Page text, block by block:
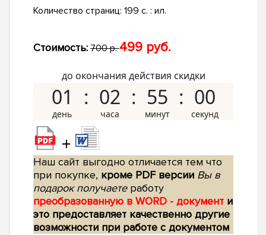
Количество страниц: 199 с. : ил.
Стоимость: 700 р.499 руб.
до окончания действия скидки
01 02 54 59
+
Наш сайт выгодно отличается тем что
при покупке, кроме PDF версии Вы в
подарок получаетеработу
преобразованную в WORD - документ и
это предоставляет качественно другие
возможности при работе с документом